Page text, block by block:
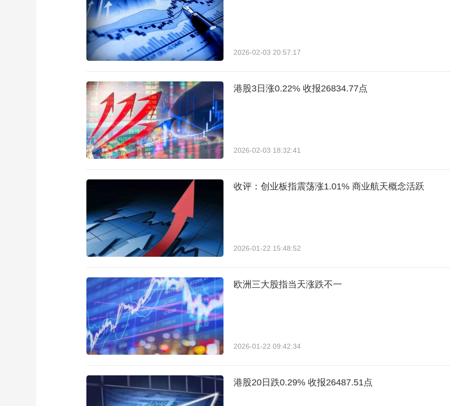
2026-02-03 20:57:17
港股3日涨0.22% 收报26834.77点
2026-02-03 18:32:41
收评：创业板指震荡涨1.01% 商业航天概念活跃
2026-01-22 15:48:52
欧洲三大股指当天涨跌不一
2026-01-22 09:42:34
港股20日跌0.29% 收报26487.51点